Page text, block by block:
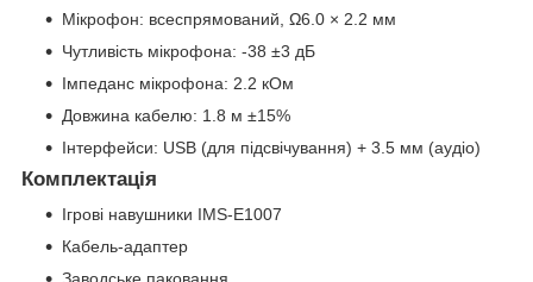
Мікрофон: всеспрямований, Ω6.0 × 2.2 мм
Чутливість мікрофона: -38 ±3 дБ
Імпеданс мікрофона: 2.2 кОм
Довжина кабелю: 1.8 м ±15%
Інтерфейси: USB (для підсвічування) + 3.5 мм (аудіо)
Комплектація
Ігрові навушники IMS-E1007
Кабель-адаптер